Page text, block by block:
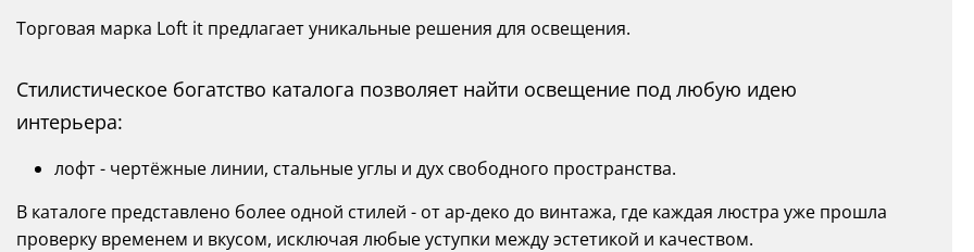
Торговая марка Loft it предлагает уникальные решения для освещения.
Стилистическое богатство каталога позволяет найти освещение под любую идею
интерьера:
лофт - чертёжные линии, стальные углы и дух свободного пространства.
В каталоге представлено более одной стилей - от ар-деко до винтажа, где каждая люстра уже прошла
проверку временем и вкусом, исключая любые уступки между эстетикой и качеством.